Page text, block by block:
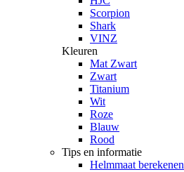
Scorpion
Shark
VINZ
Kleuren
Mat Zwart
Zwart
Titanium
Wit
Roze
Blauw
Rood
Tips en informatie
Helmmaat berekenen